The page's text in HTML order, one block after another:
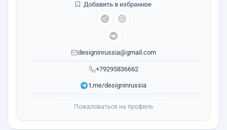
+79295836662
designinrussia@gmail.com
t.me/designinrussia
Добавить в избранное
Пожаловаться на профиль